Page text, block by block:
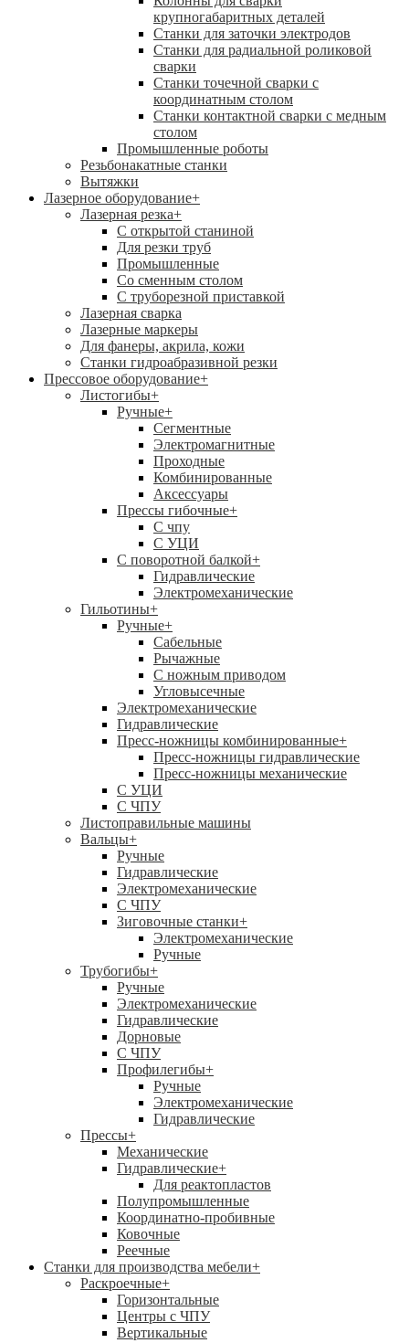
крупногабаритных деталей
Станки для заточки электродов
Станки для радиальной роликовой
сварки
Станки точечной сварки с
координатным столом
Станки контактной сварки с медным
столом
Промышленные роботы
Резьбонакатные станки
Вытяжки
Лазерное оборудование+
Лазерная резка+
С открытой станиной
Для резки труб
Промышленные
Со сменным столом
С труборезной приставкой
Лазерная сварка
Лазерные маркеры
Для фанеры, акрила, кожи
Станки гидроабразивной резки
Прессовое оборудование+
Листогибы+
Ручные+
Сегментные
Электромагнитные
Проходные
Комбинированные
Аксессуары
Прессы гибочные+
C чпу
С УЦИ
С поворотной балкой+
Гидравлические
Электромеханические
Гильотины+
Ручные+
Сабельные
Рычажные
С ножным приводом
Угловысечные
Электромеханические
Гидравлические
Пресс-ножницы комбинированные+
Пресс-ножницы гидравлические
Пресс-ножницы механические
С УЦИ
С ЧПУ
Листоправильные машины
Вальцы+
Ручные
Гидравлические
Электромеханические
С ЧПУ
Зиговочные станки+
Электромеханические
Ручные
Трубогибы+
Ручные
Электромеханические
Гидравлические
Дорновые
С ЧПУ
Профилегибы+
Ручные
Электромеханические
Гидравлические
Прессы+
Механические
Гидравлические+
Для реактопластов
Полупромышленные
Координатно-пробивные
Ковочные
Реечные
Станки для производства мебели+
Раскроечные+
Горизонтальные
Центры с ЧПУ
Вертикальные